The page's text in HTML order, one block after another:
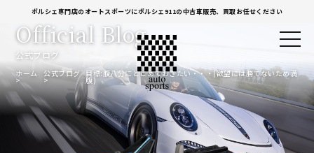
ポルシェ専門店のオートスポーツにポルシェ911の中古車販売、買取お任せください
公式ブログ
Official Blog
ホーム 公式ブログ 目標:腹八分にとどめておきたい・・・(欲望には勝てないため満
腹)